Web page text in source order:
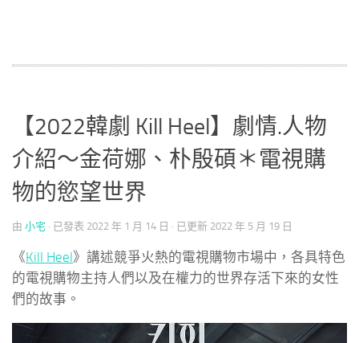
【2022韓劇 Kill Heel】劇情.人物
介紹～金荷娜、朴殷碩＊電視購
物的慾望世界
由 小宅 · 已發表 2022 年 1 月 14 日 · 已更新 2022 年 5 月 19 日
《Kill Heel》講述競爭火熱的電視購物市場中，各具特色
的電視購物主持人們以及在權力的世界存活下來的女性
們的故事。